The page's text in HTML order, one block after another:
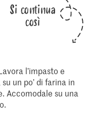
Si continua
così
l’impasto e
un po’ di farina in
Accomodale su una